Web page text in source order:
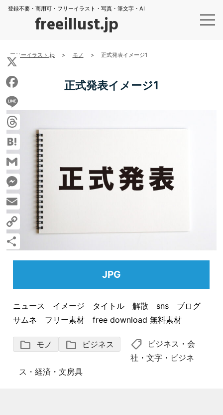
登録不要・商用可・フリーイラスト・写真・筆文字・AI
freeillust.jp
フリーイラスト.jp > モノ > 正式発表イメージ1
正式発表イメージ1
JPG
ニュース イメージ タイトル 解散 sns ブログ
サムネ フリー素材 free download 無料素材
folder モノ folder ビジネス shoppingmode ビジネス ・会
社 ・文字 ・ ビジネ
ス・経済 ・ 文房具
X
Facebook
Line
Threads
Hatena
Gmail
Messenger
Email
Copy
Link